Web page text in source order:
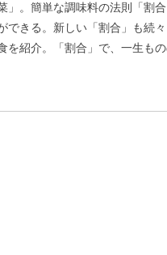
」。簡単な調味料の法則「割
できる。新しい「割合」も続
を紹介。「割合」で、一生も